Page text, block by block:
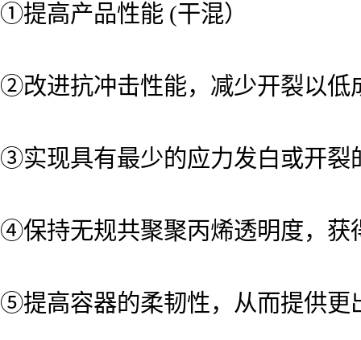
①提高产品性能 (干混）
②改进抗冲击性能，减少开裂以低
③实现具有最少的应力发白或开裂
④保持无规共聚聚丙烯透明度，获
⑤提高容器的柔韧性，从而提供更